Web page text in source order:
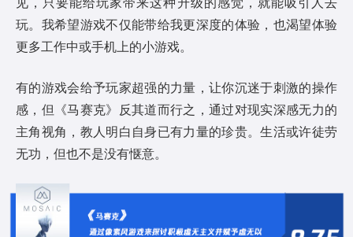
玩。我希望游戏不仅能带给我更深度的体验，也渴望体验
更多工作中或手机上的小游戏。
有的游戏会给予玩家超强的力量，让你沉迷于刺激的操作
感，但《马赛克》反其道而行之，通过对现实深感无力的
主角视角，教人明白自身已有力量的珍贵。生活或许徒劳
无功，但也不是没有惬意。